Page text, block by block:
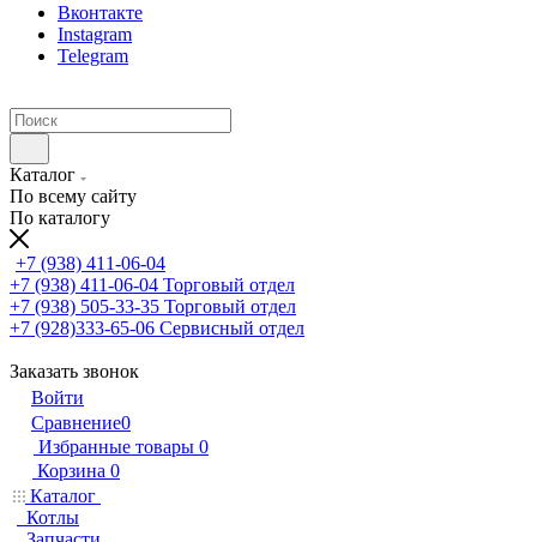
Вконтакте
Instagram
Telegram
Каталог
По всему сайту
По каталогу
+7 (938) 411-06-04
+7 (938) 411-06-04 Торговый отдел
+7 (938) 505-33-35 Торговый отдел
+7 (928)333-65-06 Сервисный отдел
Заказать звонок
Войти
Сравнение0
Избранные товары 0
Корзина 0
Каталог
Котлы